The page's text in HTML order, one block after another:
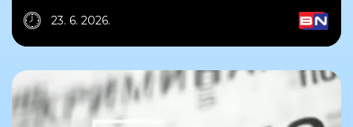
23. 6. 2026.